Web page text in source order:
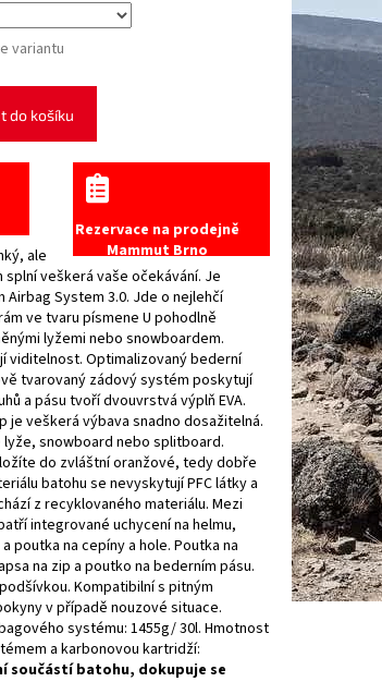
variantu
do košíku
Rezervace na prodejně
Mammut Brno
ale
veškerá vaše očekávání. Je
System 3.0. Jde o nejlehčí
ve tvaru písmene U pohodlně
lyžemi nebo snowboardem.
viditelnost. Optimalizovaný bederní
tvarovaný zádový systém poskytují
a pásu tvoří dvouvrstvá výplň EVA.
je veškerá výbava snadno dosažitelná.
snowboard nebo splitboard.
do zvláštní oranžové, tedy dobře
batohu se nevyskytují PFC látky a
z recyklovaného materiálu. Mezi
integrované uchycení na helmu,
poutka na cepíny a hole. Poutka na
na zip a poutko na bederním pásu.
Kompatibilní s pitným
v případě nouzové situace.
systému: 1455g/ 30l. Hmotnost
a karbonovou kartridží:
součástí batohu, dokupuje se